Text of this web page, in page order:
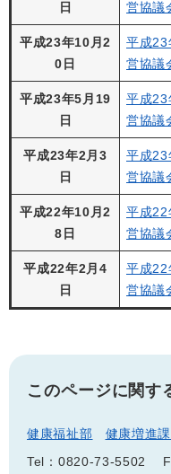
日
営協議
平成23年10月2
0日
平成23
営協議
平成23年5月19
日
平成23
営協議
平成23年2月3
日
平成23
営協議
平成22年10月2
8日
平成22
営協議
平成22年2月4
日
平成22
営協議
このページに関す
健康福祉部 健康増進課
Tel：0820-73-5502